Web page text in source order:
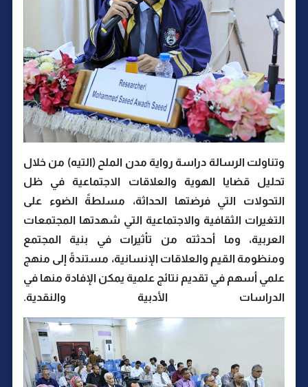
وتناولت الرسالة دراسة رواية مدن الملح (التيه) من خلال
تحليل قضايا الهوية والعلاقات الاجتماعية في ظل
التحولات التي فرضتها الحداثة، مسلطةً الضوء على
التغيرات الثقافية والاجتماعية التي شهدتها المجتمعات
العربية، وما أحدثته من تأثيرات في بنية المجتمع
ومنظومة القيم والعلاقات الإنسانية، مستندةً إلى منهج
علمي أسهم في تقديم نتائج علمية يمكن الإفادة منها في
الدراسات الأدبية والنقدية.